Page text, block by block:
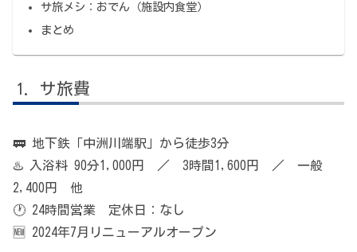
サ旅メシ：おでん（施設内食堂）
まとめ
サ旅費
🚃 地下鉄「中洲川端駅」から徒歩3分
♨️ 入浴料 90分1,000円 ／ 3時間1,600円 ／ 一般
2,400円 他
🕐 24時間営業 定休日：なし
🆕 2024年7月リニューアルオープン